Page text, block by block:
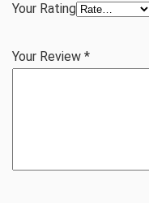
Your Rating
Your Review *